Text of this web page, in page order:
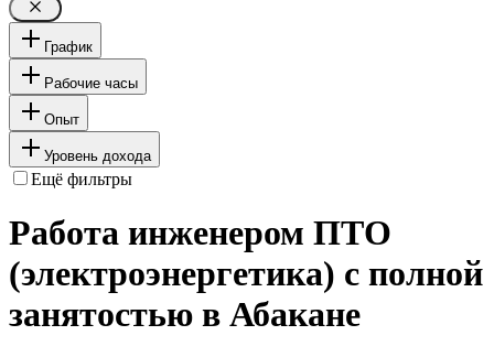
График
Рабочие часы
Опыт
Уровень дохода
Ещё фильтры
Работа инженером ПТО
(электроэнергетика) с полной
занятостью в Абакане